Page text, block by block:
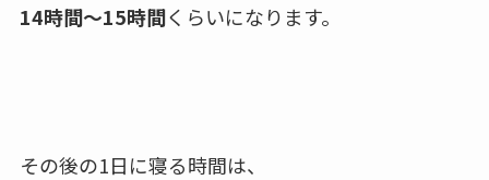
14時間〜15時間くらいになります。
その後の1日に寝る時間は、